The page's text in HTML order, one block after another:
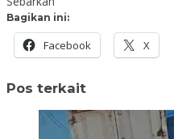
Bagikan ini:
Facebook X
Pos terkait